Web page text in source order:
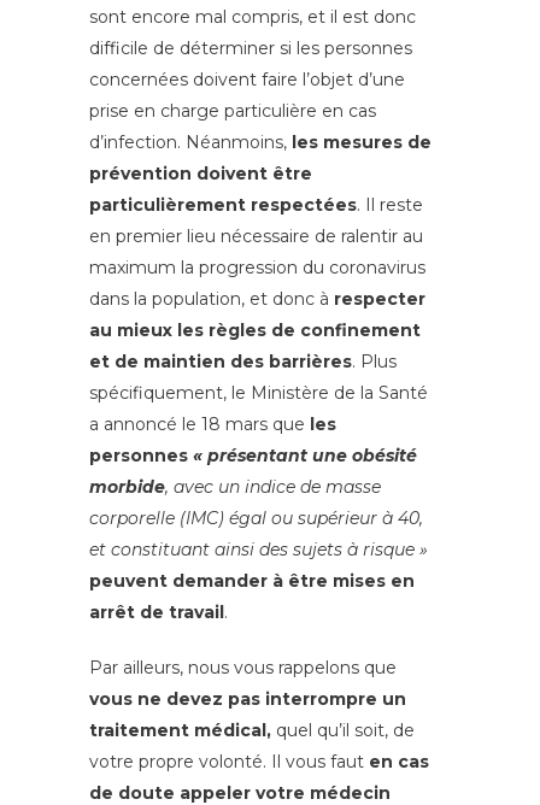
sont encore mal compris, et il est donc
difficile de déterminer si les personnes
concernées doivent faire l’objet d’une
prise en charge particulière en cas
d’infection. Néanmoins, les mesures de
prévention doivent être
particulièrement respectées. Il reste
en premier lieu nécessaire de ralentir au
maximum la progression du coronavirus
dans la population, et donc à respecter
au mieux les règles de confinement
et de maintien des barrières. Plus
spécifiquement, le Ministère de la Santé
a annoncé le 18 mars que les
personnes « présentant une obésité
morbide, avec un indice de masse
corporelle (IMC) égal ou supérieur à 40,
et constituant ainsi des sujets à risque »
peuvent demander à être mises en
arrêt de travail.
Par ailleurs, nous vous rappelons que
vous ne devez pas interrompre un
traitement médical, quel qu’il soit, de
votre propre volonté. Il vous faut en cas
de doute appeler votre médecin